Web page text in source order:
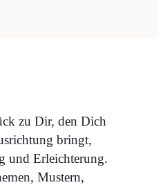
zu Dir, den Dich
bringt,
und Erleichterung.
Mustern,